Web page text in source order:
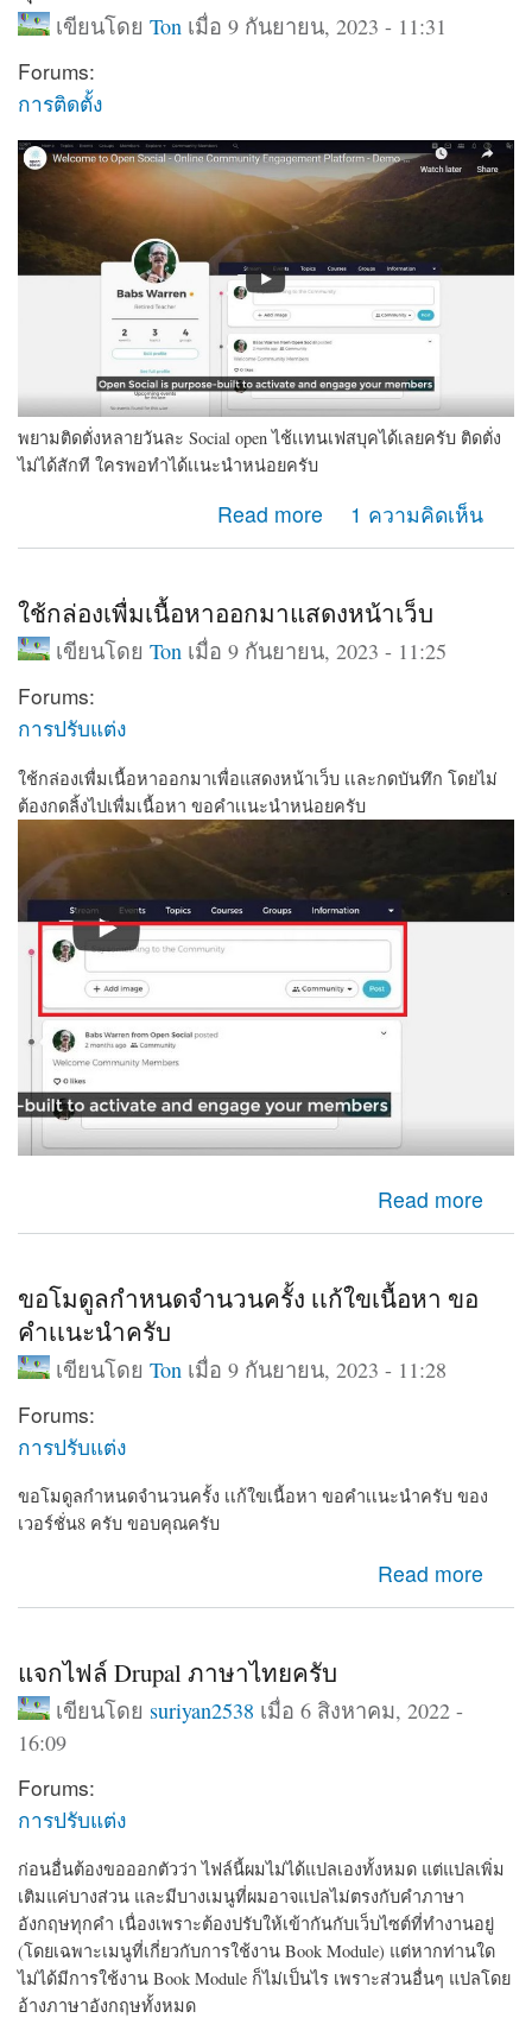
เขียนโดย Tonเมื่อ 9 กันยายน, 2023 - 11:31
Forums:
การติดตั้ง
พยามติดตั่งหลายวันละ Social open ไช้เเทนเฟสบุคได้เลยครับ ติดตั่ง
ไม่ได้สักที ใครพอทำได้เเนะนำหน่อยครับ
Read more
about พยามติดตั่งหลายวันละ Social open ไช้เเทนเฟสบุค
ได้เลยครับ ติดตั่งไม่ได้สักที
1 ความคิดเห็น
ใช้กล่องเพื่มเนื้อหาออกมาแสดงหน้าเว็บ
เขียนโดย Tonเมื่อ 9 กันยายน, 2023 - 11:25
Forums:
การปรับแต่ง
ใช้กล่องเพื่มเนื้อหาออกมาเพื่อแสดงหน้าเว็บ เเละกดบันทึก โดยไม่
ต้องกดลิ้งไปเพื่มเนื้อหา ขอคำเเนะนำหน่อยครับ
Read more
about ใช้กล่องเพื่มเนื้อหาออกมาแสดงหน้าเว็บ
ขอโมดูลกำหนดจำนวนครั้ง เเก้ใขเนื้อหา ขอ
คำเเนะนำครับ
เขียนโดย Tonเมื่อ 9 กันยายน, 2023 - 11:28
Forums:
การปรับแต่ง
ขอโมดูลกำหนดจำนวนครั้ง เเก้ใขเนื้อหา ขอคำเเนะนำครับ ของ
เวอร์ชั่น8 ครับ ขอบคุณครับ
Read more
about ขอโมดูลกำหนดจำนวนครั้ง เเก้ใขเนื้อหา ขอคำเเนะ
นำครับ
แจกไฟล์ Drupal ภาษาไทยครับ
เขียนโดย suriyan2538 เมื่อ 6 สิงหาคม, 2022 -
16:09
Forums:
การปรับแต่ง
ก่อนอื่นต้องขอออกตัวว่า ไฟล์นี้ผมไม่ได้แปลเองทั้งหมด แต่แปลเพิ่ม
เติมแค่บางส่วน และมีบางเมนูที่ผมอาจแปลไม่ตรงกับคำภาษา
อังกฤษทุกคำ เนื่องเพราะต้องปรับให้เข้ากันกับเว็บไซต์ที่ทำงานอยู่
(โดยเฉพาะเมนูที่เกี่ยวกับการใช้งาน Book Module) แต่หากท่านใด
ไม่ได้มีการใช้งาน Book Module ก็ไม่เป็นไร เพราะส่วนอื่นๆ แปลโดย
อ้างภาษาอังกฤษทั้งหมด